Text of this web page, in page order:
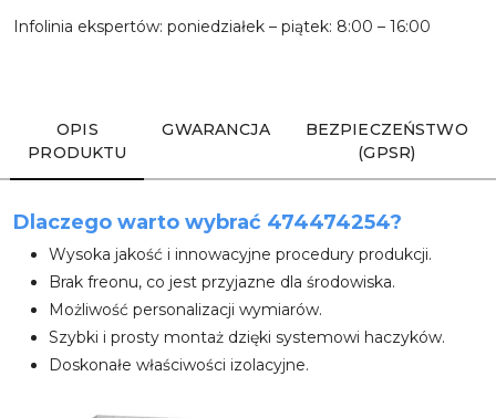
Infolinia ekspertów: poniedziałek – piątek: 8:00 – 16:00
OPIS
PRODUKTU
GWARANCJA
BEZPIECZEŃSTWO
(GPSR)
Dlaczego warto wybrać 474474254?
Wysoka jakość i innowacyjne procedury produkcji.
Brak freonu, co jest przyjazne dla środowiska.
Możliwość personalizacji wymiarów.
Szybki i prosty montaż dzięki systemowi haczyków.
Doskonałe właściwości izolacyjne.